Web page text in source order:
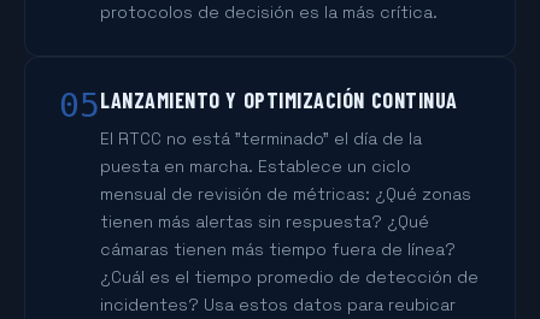
protocolos de decisión es la más crítica.
05LANZAMIENTO Y OPTIMIZACIÓN CONTINUA
El RTCC no está "terminado" el día de la
puesta en marcha. Establece un ciclo
mensual de revisión de métricas: ¿Qué zonas
tienen más alertas sin respuesta? ¿Qué
cámaras tienen más tiempo fuera de línea?
¿Cuál es el tiempo promedio de detección de
incidentes? Usa estos datos para reubicar